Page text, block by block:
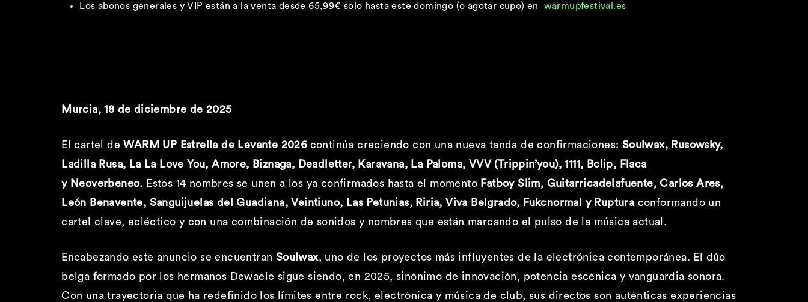
Los abonos generales y VIP están a la venta desde 65,99€ solo hasta este domingo (o agotar cupo) en warmupfestival.es
Murcia, 18 de diciembre de 2025
El cartel deWARM UP Estrella de Levante 2026continúa creciendo con una nueva tanda de confirmaciones: Soulwax, Rusowsky,
Ladilla Rusa, La La Love You, Amore, Biznaga, Deadletter, Karavana, La Paloma, VVV (Trippin’you), 1111, Bclip, Flaca
y Neoverbeneo. Estos 14 nombres se unen a los ya confirmados hasta el momento Fatboy Slim, Guitarricadelafuente, Carlos Ares,
León Benavente, Sanguijuelas del Guadiana, Veintiuno, Las Petunias, Riria, Viva Belgrado, Fukcnormal y Ruptura conformando un
cartel clave, ecléctico y con una combinación de sonidos y nombres que están marcando el pulso de la música actual.
Encabezando este anuncio se encuentran Soulwax, uno de los proyectos más influyentes de la electrónica contemporánea. El dúo
belga formado por los hermanos Dewaele sigue siendo, en 2025, sinónimo de innovación, potencia escénica y vanguardia sonora.
Con una trayectoria que ha redefinido los límites entre rock, electrónica y música de club, sus directos son auténticas experiencias